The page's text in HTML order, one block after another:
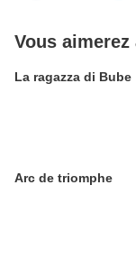
Vous aimerez
La ragazza di Bube
Arc de triomphe